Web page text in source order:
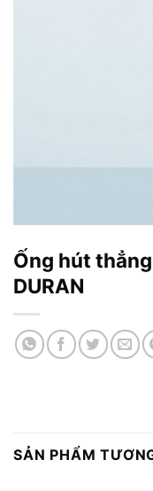
Ống hút
DURAN
SẢN PHẨM